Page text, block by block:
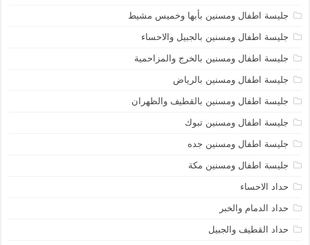
جليسة اطفال ومسنين بأبها وخميس مشيط
جليسة اطفال ومسنين بالجبيل والاحساء
جليسة اطفال ومسنين بالخرج والمزاحمية
جليسة اطفال ومسنين بالرياض
جليسة اطفال ومسنين بالقطيف والظهران
جليسة اطفال ومسنين تبوك
جليسة اطفال ومسنين جده
جليسة اطفال ومسنين مكة
حداد الاحساء
حداد الدمام والخبر
حداد القطيف والجبيل